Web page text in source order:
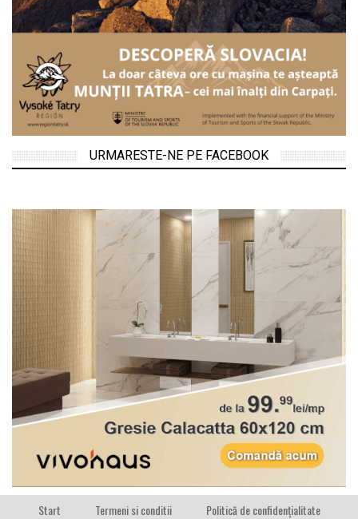
URMARESTE-NE PE FACEBOOK
Start Termeni si conditii
Politică de confidențialitate